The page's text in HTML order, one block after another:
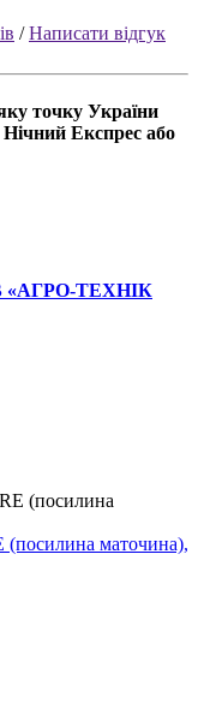
/Написати відгук
точку України
Експрес або
«АГРО-ТЕХНІК
(посилина маточина),